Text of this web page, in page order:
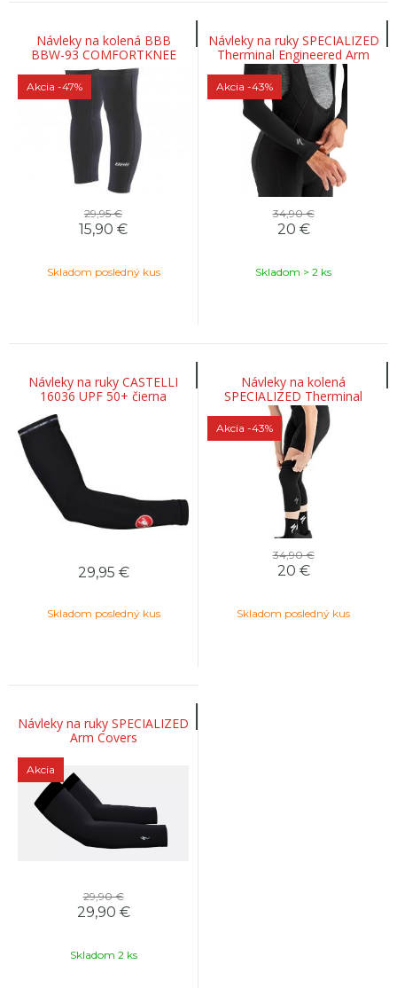
Návleky na kolená BBB
BBW-93 COMFORTKNEE
čierne
Akcia -47%
29,95 €
15,90 €
Skladom posledný kus
Návleky na ruky SPECIALIZED
Therminal Engineered Arm
Warmers Black
Akcia -43%
34,90 €
20 €
Skladom > 2 ks
Návleky na ruky CASTELLI
16036 UPF 50+ čierna
29,95 €
Skladom posledný kus
Návleky na kolená
SPECIALIZED Therminal
Engineered Knee Warmers
Black
Akcia -43%
34,90 €
20 €
Skladom posledný kus
Návleky na ruky SPECIALIZED
Arm Covers
Akcia
29,90 €
29,90 €
Skladom 2 ks